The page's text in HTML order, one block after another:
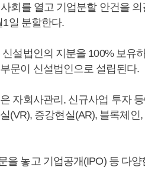
회를 열고 기업분할 안건을
1일 분할한다.
설법인의 지분을 100% 보유
문이 신설법인으로 설립된다.
자회사관리, 신규사업 투자
(VR), 증강현실(AR), 블록체
을 놓고 기업공개(IPO) 등 다